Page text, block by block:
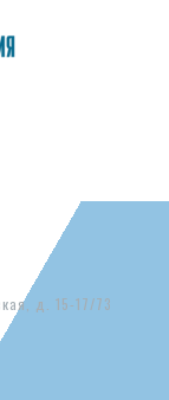
д. 15-17/73